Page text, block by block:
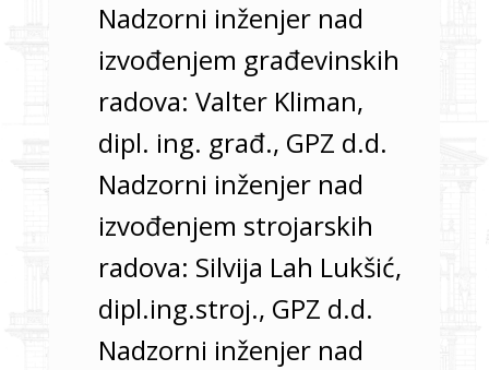
Nadzorni inženjer nad
izvođenjem građevinskih
radova: Valter Kliman,
dipl. ing. građ., GPZ d.d.
Nadzorni inženjer nad
izvođenjem strojarskih
radova: Silvija Lah Lukšić,
dipl.ing.stroj., GPZ d.d.
Nadzorni inženjer nad